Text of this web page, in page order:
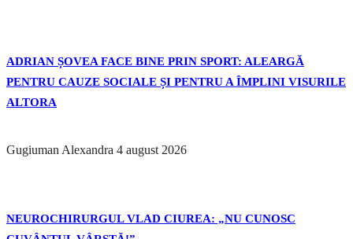
ADRIAN ȘOVEA FACE BINE PRIN SPORT: ALEARGĂ
PENTRU CAUZE SOCIALE ȘI PENTRU A ÎMPLINI VISURILE
ALTORA
Gugiuman Alexandra 4 august 2026
NEUROCHIRURGUL VLAD CIUREA: „NU CUNOSC